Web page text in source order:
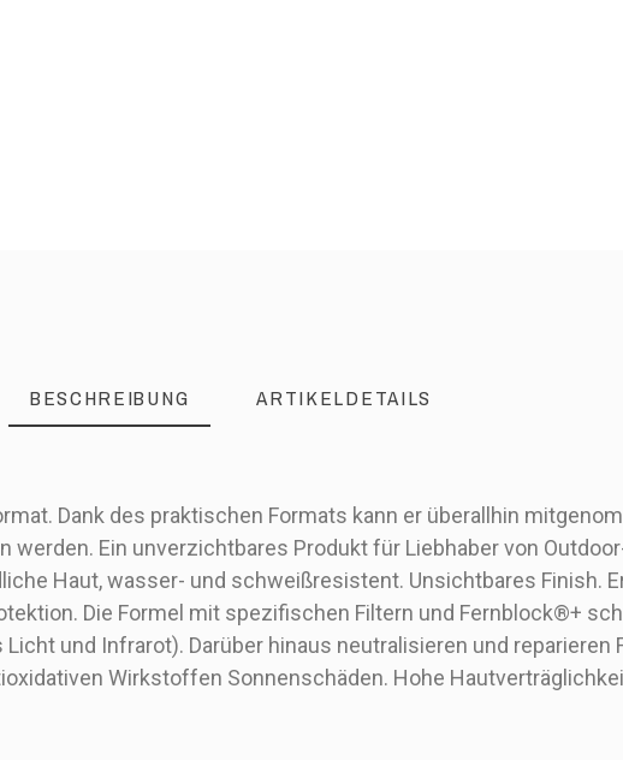
BESCHREIBUNG ARTIKELDETAILS
Dank des praktischen Formats kann er überallhin
werden. Ein unverzichtbares Produkt für Liebhaber von
Haut, wasser- und schweißresistent. Unsichtbares Finish.
Die Formel mit spezifischen Filtern und Fernblock®+
Licht und Infrarot). Darüber hinaus neutralisieren und reparieren
Wirkstoffen Sonnenschäden. Hohe